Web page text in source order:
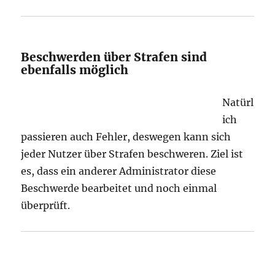
Beschwerden über Strafen sind
ebenfalls möglich
Natürl
ich
passieren auch Fehler, deswegen kann sich
jeder Nutzer über Strafen beschweren. Ziel ist
es, dass ein anderer Administrator diese
Beschwerde bearbeitet und noch einmal
überprüft.